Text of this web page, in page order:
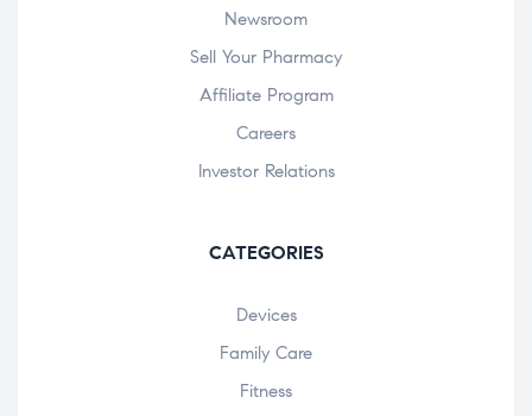
Newsroom
Sell Your Pharmacy
Affiliate Program
Careers
Investor Relations
CATEGORIES
Devices
Family Care
Fitness